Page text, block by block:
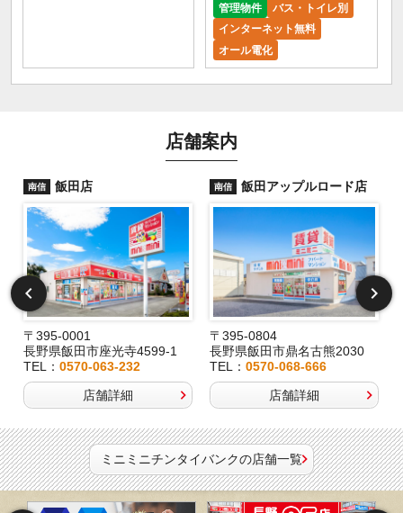
管理物件
バス・トイレ別
インターネット無料
オール電化
店舗案内
南信 飯田店
〒395-0001
長野県飯田市座光寺4599-1
TEL： 0570-063-232
店舗詳細
南信 飯田アップルロード店
〒395-0804
長野県飯田市鼎名古熊2030
TEL：0570-068-666
店舗詳細
ミニミニチンタイバンクの店舗一覧